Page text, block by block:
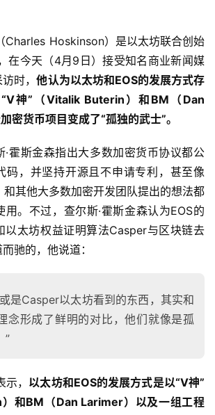
Charles Hoskinson）是以太坊联合创始
在今天（4月9日）接受知名商业新闻媒
访时，他认为以太坊和EOS的发展方式存
神”（Vitalik Buterin）和BM（Dan
密货币项目变成了“孤独的武士”。
·霍斯金森指出大多数加密货币协议都公
码，并坚持开源且不申请专利，甚至像
其他大多数加密开发团队提出的想法都
。不过，查尔斯·霍斯金森认为EOS的
以太坊权益证明算法Casper与区块链去
驰的，他说道：
是Casper以太坊看到的东西，其实和
念形成了鲜明的对比，他们就像是孤
”
， 以太坊和EOS的发展方式是以“V神”
）和BM（Dan Larimer）以及一组工程